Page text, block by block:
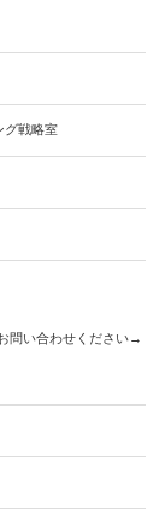
グ戦略室
問い合わせください→『